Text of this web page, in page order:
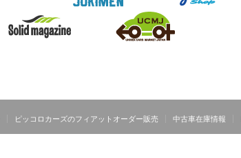
ピッコロカーズのフィアットオーダー販売 中古車在庫情報